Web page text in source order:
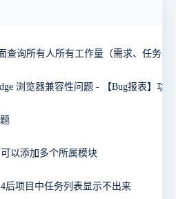
以添加多个所属模块
后项目中任务列表显示不出来